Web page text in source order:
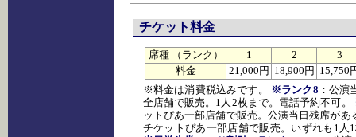
チケット料金
席種 （ランク） 1 2
3
料金
21,000円 18,900円
15,750
※料金は消費税込みです。
※ランク8 ：公演
全店舗で販売。1人2枚まで。電話予約不可。
ットぴあ一部店舗で販売。公演当日残席が
チケットぴあ一部店舗で販売。いずれも1